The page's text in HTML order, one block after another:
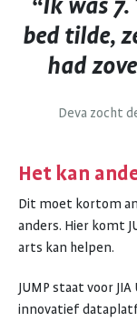
“Ik was
bed tilde,
had
Deva zocht
Het kan
Dit moet kortom
anders. Hier komt
arts kan helpen.
JUMP staat voor
innovatief